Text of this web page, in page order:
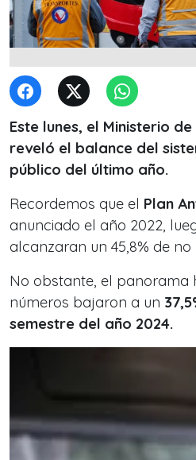
Este lunes, el Ministerio
reveló el balance del
público del último año.
Recordemos que el Plan
anunciado el año 2022,
alcanzaran un 45,8% de no
No obstante, el panorama
números bajaron a un
semestre del año 2024.